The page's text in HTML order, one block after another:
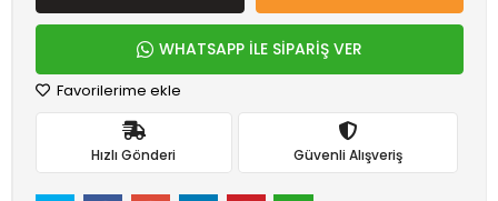
WHATSAPP İLE SİPARİŞ VER
Favorilerime ekle
Hızlı Gönderi Güvenli Alışveriş